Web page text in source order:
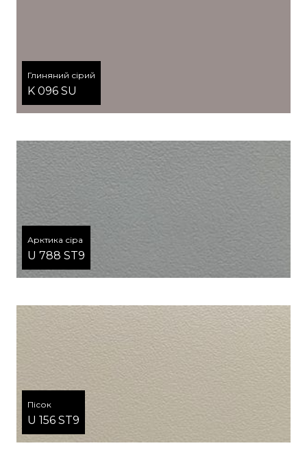
Глиняний сірий
K 096 SU
Арктика сіра
U 788 ST9
Пісок
U 156 ST9